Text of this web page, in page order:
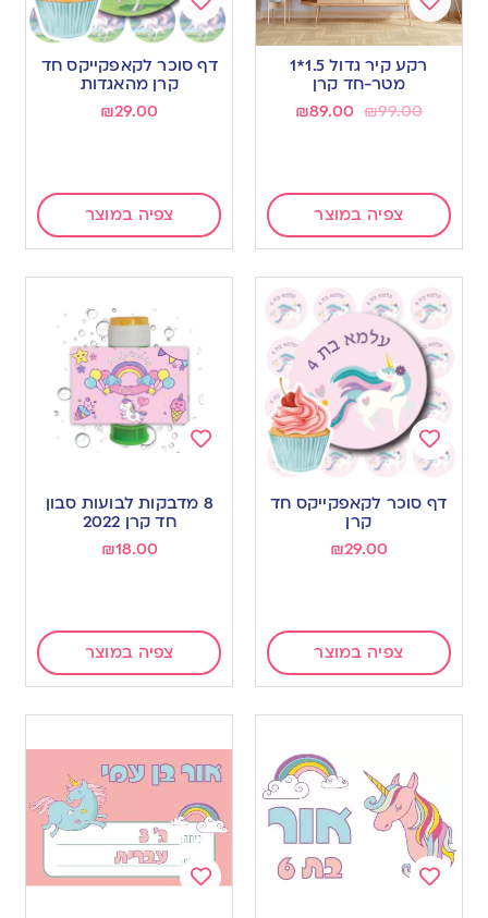
Add
wishlist
רקע קיר גדול 1.5*1
מטר-חד קרן
₪99.00
₪89.00
צפיה במוצר
Add
to
wishlist
דף סוכר לקאפקייקס חד
קרן מהאגדות
₪29.00
צפיה במוצר
Add
to
wishlist
דף סוכר לקאפקייקס חד
קרן
₪29.00
צפיה במוצר
to
wishlist
8 מדבקות לבועות סבון
חד קרן 2022
₪18.00
צפיה במוצר